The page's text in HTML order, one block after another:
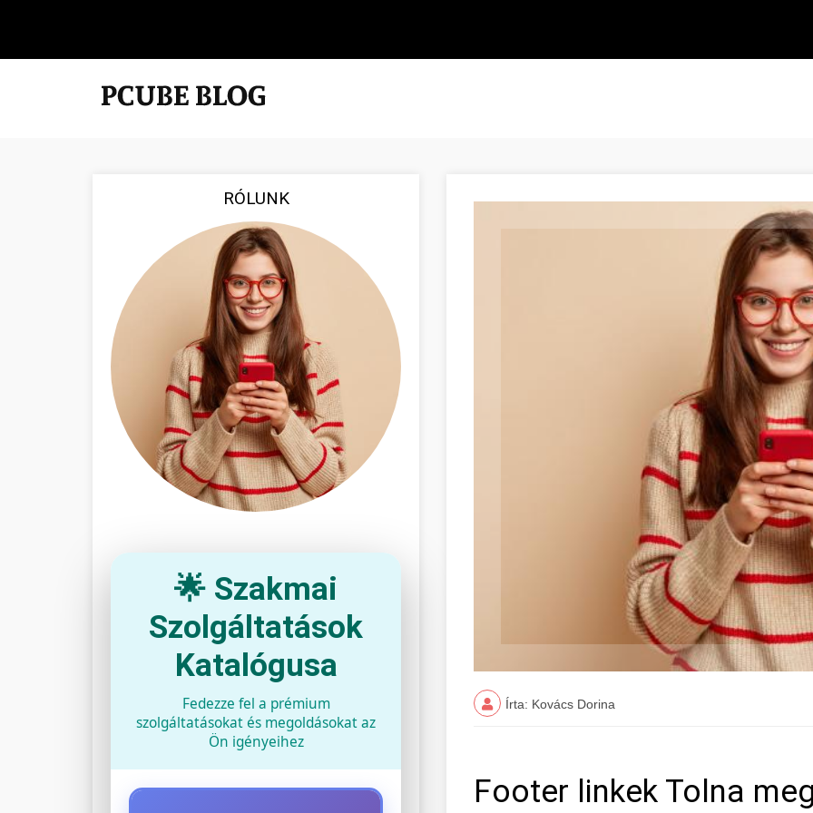
RÓLUNK
🌟 Szakmai
Szolgáltatások
Katalógusa
Fedezze fel a prémium
szolgáltatásokat és megoldásokat az
Ön igényeihez
Írta: Kovács Dorina
Footer linkek Tolna